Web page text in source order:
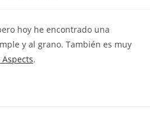
hoy he encontrado una
y al grano. También es muy
.